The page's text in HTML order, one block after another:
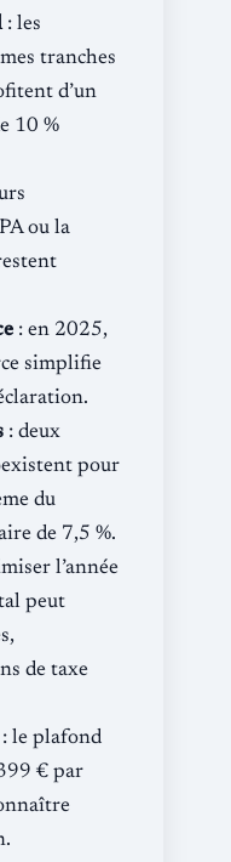
: les
tranches
d’un
10 %
ou la
: en 2025,
simplifie
: deux
pour
du
de 7,5 %.
l’année
peut
de taxe
le plafond
€ par